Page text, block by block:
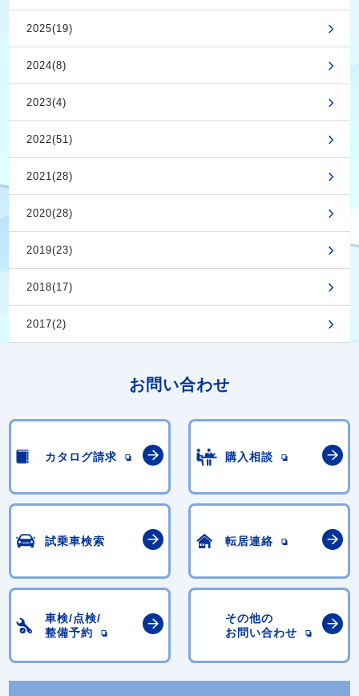
2025(19)
2024(8)
2023(4)
2022(51)
2021(28)
2020(28)
2019(23)
2018(17)
2017(2)
お問い合わせ
カタログ請求 購入相談
試乗車検索 転居連絡
車検/点検/
整備予約
その他の
お問い合わせ